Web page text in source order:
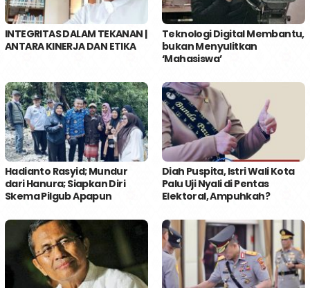
INTEGRITAS DALAM TEKANAN |
ANTARA KINERJA DAN ETIKA
Teknologi Digital Membantu,
bukan Menyulitkan
‘Mahasiswa’
Hadianto Rasyid; Mundur
dari Hanura; Siapkan Diri
Skema Pilgub Apapun
Diah Puspita, Istri Wali Kota
Palu Uji Nyali di Pentas
Elektoral, Ampuhkah?